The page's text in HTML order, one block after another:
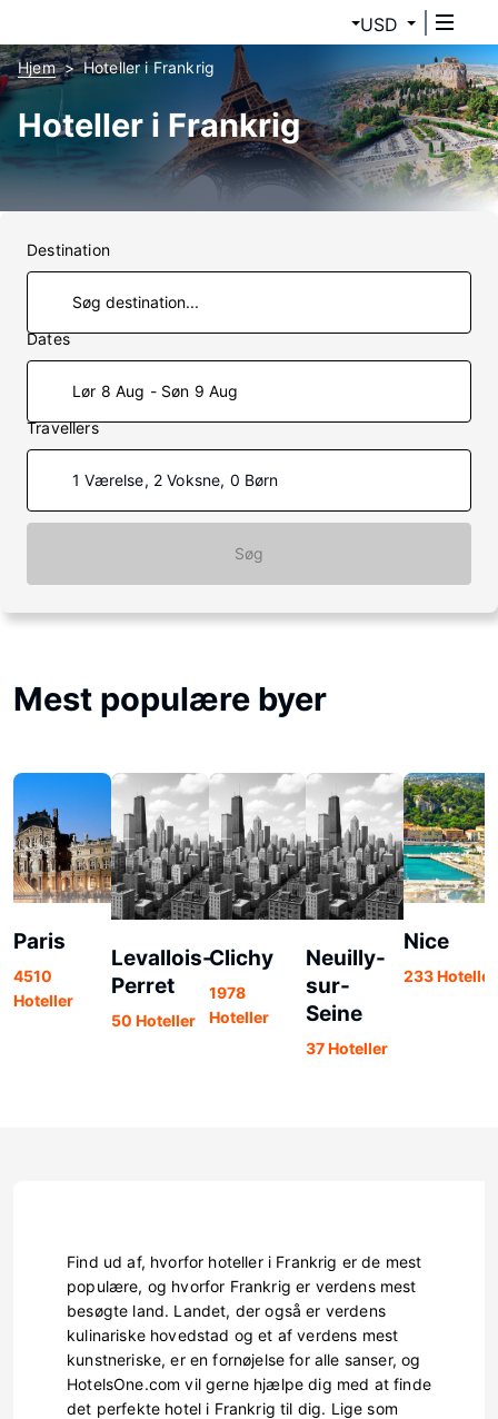
USD
Hjem Hoteller i Frankrig
Hoteller i Frankrig
Destination
Dates
Lør 8 Aug - Søn 9 Aug
Travellers
1 Værelse, 2 Voksne, 0 Børn
Søg
Mest populære byer
Paris
4510
Hoteller
Levallois-
Perret
50 Hoteller
Clichy
1978
Hoteller
Neuilly-
sur-
Seine
37 Hoteller
Nice
233 Hoteller
Find ud af, hvorfor hoteller i Frankrig er de mest
populære, og hvorfor Frankrig er verdens mest
besøgte land. Landet, der også er verdens
kulinariske hovedstad og et af verdens mest
kunstneriske, er en fornøjelse for alle sanser, og
HotelsOne.com vil gerne hjælpe dig med at finde
det perfekte hotel i Frankrig til dig. Lige som